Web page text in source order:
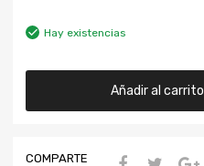
Hay existencias
Añadir al carrito
COMPARTE